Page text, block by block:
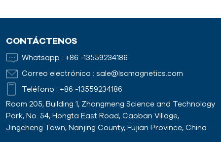
CONTÁCTENOS
Whatsapp : +86 -13559234186
Correo electrónico : sale@lscmagnetics.com
Teléfono : +86 -13559234186
Room 205, Building 1, Zhongmeng Science and Technology
Park, No. 54, Hongta East Road, Caoban Village,
Jingcheng Town, Nanjing County, Fujian Province, China